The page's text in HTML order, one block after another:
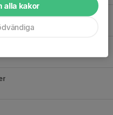
igen!
alla kakor